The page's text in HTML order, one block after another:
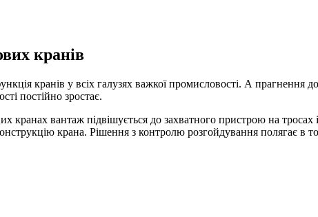
кранів
кранів у всіх галузях важкої промисловості. А прагнення
постійно зростає.
вантаж підвішується до захватного пристрою на тросах
крана. Рішення з контролю розгойдування полягає в